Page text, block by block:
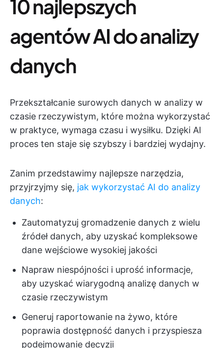
10 najlepszych
agentów AI do analizy
danych
Przekształcanie surowych danych w analizy w
czasie rzeczywistym, które można wykorzystać
w praktyce, wymaga czasu i wysiłku. Dzięki AI
proces ten staje się szybszy i bardziej wydajny.
Zanim przedstawimy najlepsze narzędzia,
przyjrzyjmy się, jak wykorzystać AI do analizy
danych:
Zautomatyzuj gromadzenie danych z wielu
źródeł danych, aby uzyskać kompleksowe
dane wejściowe wysokiej jakości
Napraw niespójności i uprość informacje,
aby uzyskać wiarygodną analizę danych w
czasie rzeczywistym
Generuj raportowanie na żywo, które
poprawia dostępność danych i przyspiesza
podejmowanie decyzji